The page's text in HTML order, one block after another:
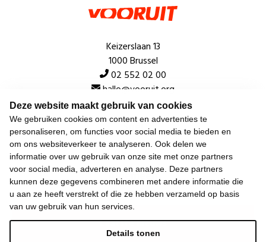
Deze website maakt gebruik van cookies
We gebruiken cookies om content en advertenties te
personaliseren, om functies voor social media te bieden en
om ons websiteverkeer te analyseren. Ook delen we
informatie over uw gebruik van onze site met onze partners
voor social media, adverteren en analyse. Deze partners
kunnen deze gegevens combineren met andere informatie die
u aan ze heeft verstrekt of die ze hebben verzameld op basis
van uw gebruik van hun services.
Details tonen
Keizerslaan 13
1000 Brussel
02 552 02 00
hallo@vooruit.org
Snel
Over de beweging
Algemeen
Laatste nieuws